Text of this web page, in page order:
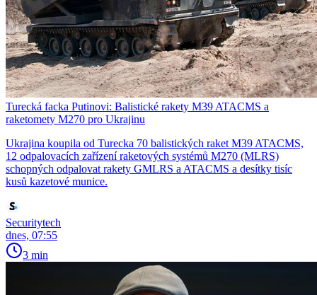
Turecká facka Putinovi: Balistické rakety M39 ATACMS a
raketomety M270 pro Ukrajinu
Ukrajina koupila od Turecka 70 balistických raket M39 ATACMS,
12 odpalovacích zařízení raketových systémů M270 (MLRS)
schopných odpalovat rakety GMLRS a ATACMS a desítky tisíc
kusů kazetové munice.
Securitytech
dnes, 07:55
3 min